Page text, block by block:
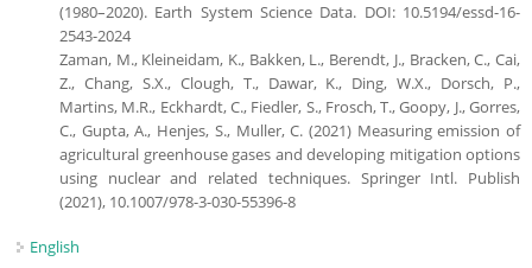
(1980–2020). Earth System Science Data. DOI: 10.5194/essd-16-
2543-2024
Zaman, M., Kleineidam, K., Bakken, L., Berendt, J., Bracken, C., Cai,
Z., Chang, S.X., Clough, T., Dawar, K., Ding, W.X., Dorsch, P.,
Martins, M.R., Eckhardt, C., Fiedler, S., Frosch, T., Goopy, J., Gorres,
C., Gupta, A., Henjes, S., Muller, C. (2021) Measuring emission of
agricultural greenhouse gases and developing mitigation options
using nuclear and related techniques. Springer Intl. Publish
(2021), 10.1007/978-3-030-55396-8
English